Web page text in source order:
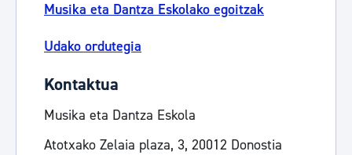
Musika eta Dantza Eskolako egoitzak
Udako ordutegia
Kontaktua
Musika eta Dantza Eskola
Atotxako Zelaia plaza, 3, 20012 Donostia